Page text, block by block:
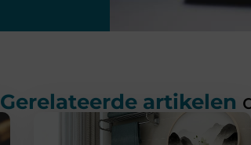
Gerelateerde artikelen